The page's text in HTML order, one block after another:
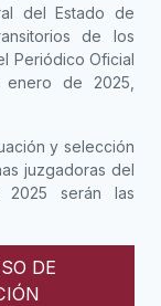
del Estado de
de los
Periódico Oficial
de 2025,
y selección
juzgadoras del
2025 serán las
DE